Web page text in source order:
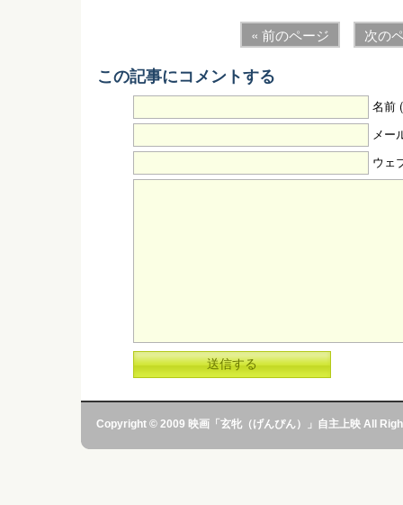
« 前のページ 次の
この記事にコメントする
名前
メー
ウェ
Copyright © 2009 映画「玄牝（げんぴん）」自主上映 All